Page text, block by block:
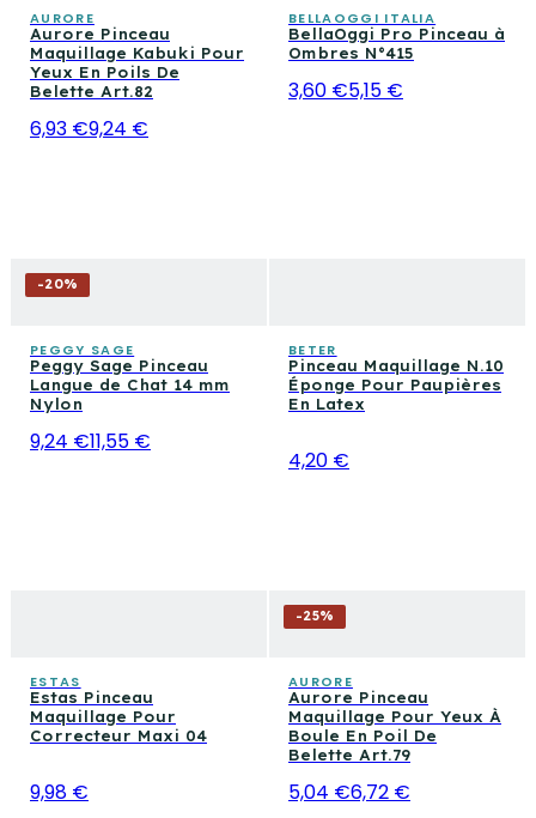
AURORE
Aurore Pinceau
Maquillage Kabuki Pour
Yeux En Poils De
Belette Art.82
6,93 €9,24 €
BELLAOGGI ITALIA
BellaOggi Pro Pinceau à
Ombres N°415
3,60 €5,15 €
-20%
PEGGY SAGE
Peggy Sage Pinceau
Langue de Chat 14 mm
Nylon
9,24 €11,55 €
BETER
Pinceau Maquillage N.10
Éponge Pour Paupières
En Latex
4,20 €
ESTAS
Estas Pinceau
Maquillage Pour
Correcteur Maxi 04
9,98 €
-25%
AURORE
Aurore Pinceau
Maquillage Pour Yeux À
Boule En Poil De
Belette Art.79
5,04 €6,72 €